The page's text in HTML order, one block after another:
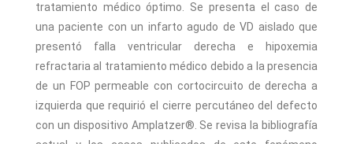
tratamiento médico óptimo. Se presenta el caso de
una paciente con un infarto agudo de VD aislado que
presentó falla ventricular derecha e hipoxemia
refractaria al tratamiento médico debido a la presencia
de un FOP permeable con cortocircuito de derecha a
izquierda que requirió el cierre percutáneo del defecto
con un dispositivo Amplatzer®. Se revisa la bibliografía